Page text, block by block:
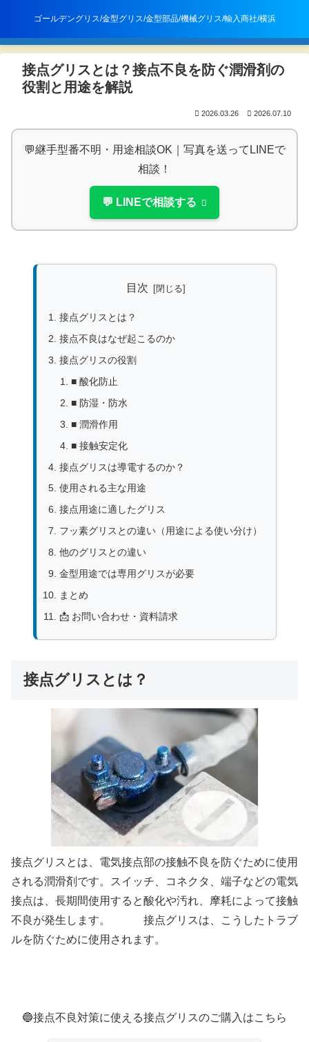
ゴールデングリス/金型グリス/金型部品/機械グリス/輸入商社/横浜
接点グリスとは？接点不良を防ぐ潤滑剤の
役割と用途を解説
2026.03.26 2026.07.10
💬継手型番不明・用途相談OK｜写真を送ってLINEで
相談！
💬 LINEで相談する
目次
接点グリスとは？
接点不良はなぜ起こるのか
接点グリスの役割
■ 酸化防止
■ 防湿・防水
■ 潤滑作用
■ 接触安定化
接点グリスは導電するのか？
使用される主な用途
接点用途に適したグリス
フッ素グリスとの違い（用途による使い分け）
他のグリスとの違い
金型用途では専用グリスが必要
まとめ
📩 お問い合わせ・資料請求
接点グリスとは？
接点グリスとは、電気接点部の接触不良を防ぐために使用
される潤滑剤です。スイッチ、コネクタ、端子などの電気
接点は、長期間使用すると酸化や汚れ、摩耗によって接触
不良が発生します。 接点グリスは、こうしたトラブ
ルを防ぐために使用されます。
🔵接点不良対策に使える接点グリスのご購入はこちら
㈱エムアンドエム